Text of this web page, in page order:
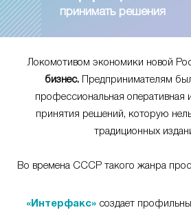
принимать решения
Локомотивом экономики новой
бизнес. Предпринимателям
профессиональная
принятия решений, которую
традиционных
Во времена СССР такого жанра
«Интерфакс» создает